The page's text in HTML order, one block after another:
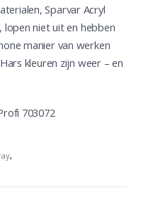
Sparvar Acryl
lopen niet uit en hebben
manier van werken
kleuren zijn weer – en
703072
,